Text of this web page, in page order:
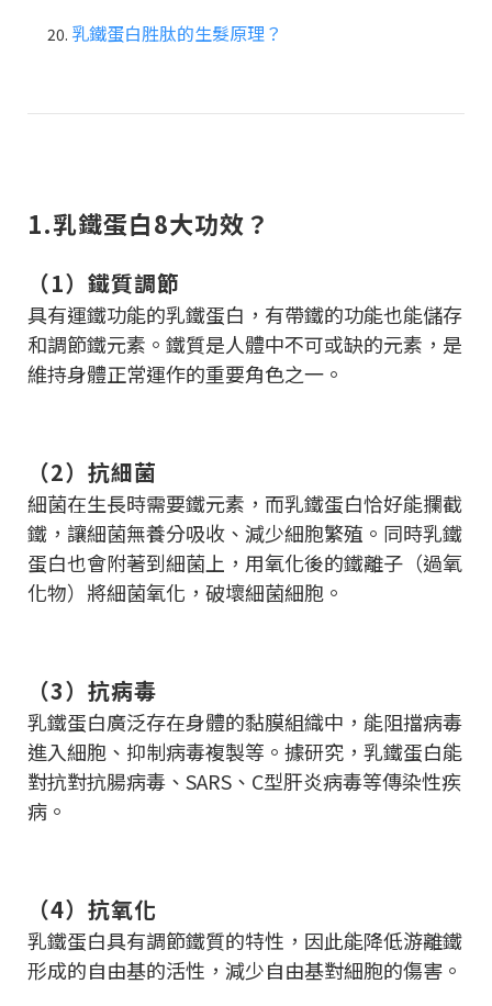
乳鐵蛋白胜肽的生髮原理？
1.乳鐵蛋白8大功效？
（1）鐵質調節
具有運鐵功能的乳鐵蛋白，有帶鐵的功能也能儲存
和調節鐵元素。鐵質是人體中不可或缺的元素，是
維持身體正常運作的重要角色之一。
（2）抗細菌
細菌在生長時需要鐵元素，而乳鐵蛋白恰好能攔截
鐵，讓細菌無養分吸收、減少細胞繁殖。同時乳鐵
蛋白也會附著到細菌上，用氧化後的鐵離子（過氧
化物）將細菌氧化，破壞細菌細胞。
（3）抗病毒
乳鐵蛋白廣泛存在身體的黏膜組織中，能阻擋病毒
進入細胞、抑制病毒複製等。據研究，乳鐵蛋白能
對抗對抗腸病毒、SARS、C型肝炎病毒等傳染性疾
病。
（4）抗氧化
乳鐵蛋白具有調節鐵質的特性，因此能降低游離鐵
形成的自由基的活性，減少自由基對細胞的傷害。